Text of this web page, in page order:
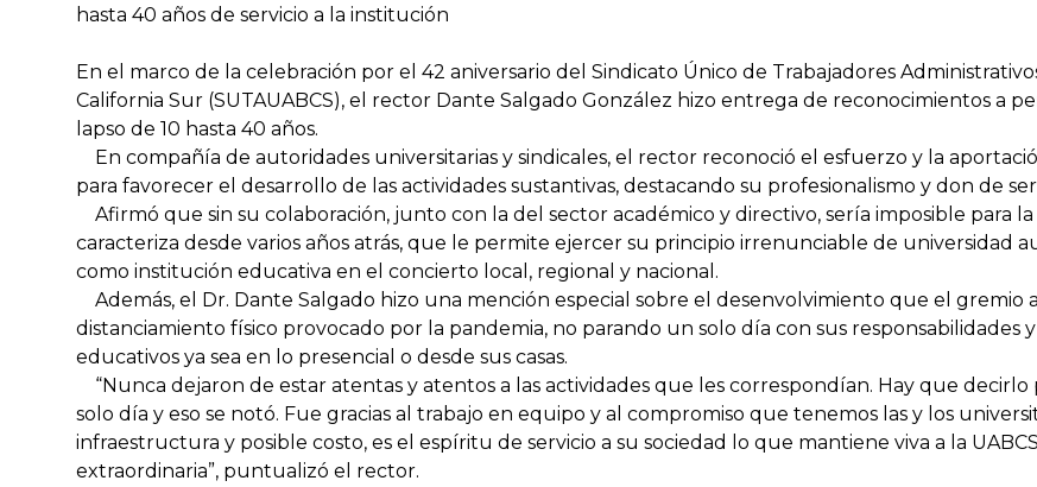
hasta 40 años de servicio a la institución
En el marco de la celebración por el 42 aniversario del Sindicato Único de Trabajadores
California Sur (SUTAUABCS), el rector Dante Salgado González hizo entrega de reconocimientos a
lapso de 10 hasta 40 años.
En compañía de autoridades universitarias y sindicales, el rector reconoció el esfuerzo y la
para favorecer el desarrollo de las actividades sustantivas, destacando su profesionalismo y don de
Afirmó que sin su colaboración, junto con la del sector académico y directivo, sería imposible para
caracteriza desde varios años atrás, que le permite ejercer su principio irrenunciable de universidad
como institución educativa en el concierto local, regional y nacional.
Además, el Dr. Dante Salgado hizo una mención especial sobre el desenvolvimiento que el gremio
distanciamiento físico provocado por la pandemia, no parando un solo día con sus responsabilidades
educativos ya sea en lo presencial o desde sus casas.
“Nunca dejaron de estar atentas y atentos a las actividades que les correspondían. Hay que
solo día y eso se notó. Fue gracias al trabajo en equipo y al compromiso que tenemos las y los
infraestructura y posible costo, es el espíritu de servicio a su sociedad lo que mantiene viva a la
extraordinaria”, puntualizó el rector.